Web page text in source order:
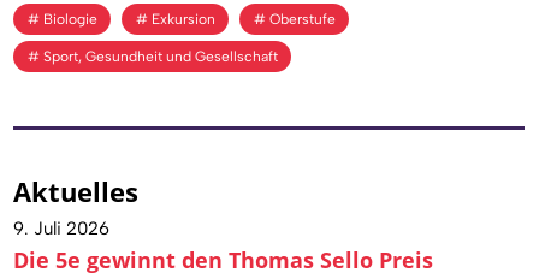
Biologie Exkursion Oberstufe
Sport, Gesundheit und Gesellschaft
Aktuelles
9. Juli 2026
Die 5e gewinnt den Thomas Sello Preis